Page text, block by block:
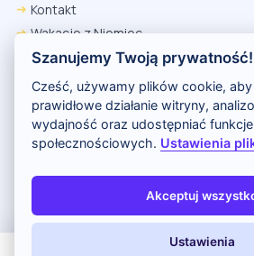
Kontakt
Wakacje z Niemiec
Polityka Prywatności
Wakacje w Egipcie
Rankingi hoteli
Kontakt i reklama
Polityka
Copyright (c) 2026 Odkryj Wakacje
Szanujemy Twoją prywatność!
Cześć, używamy plików cookie,
prawidłowe działanie witryny,
wydajność oraz udostępniać
społecznościowych. Ustawienia
Akceptuj
Ustawienia